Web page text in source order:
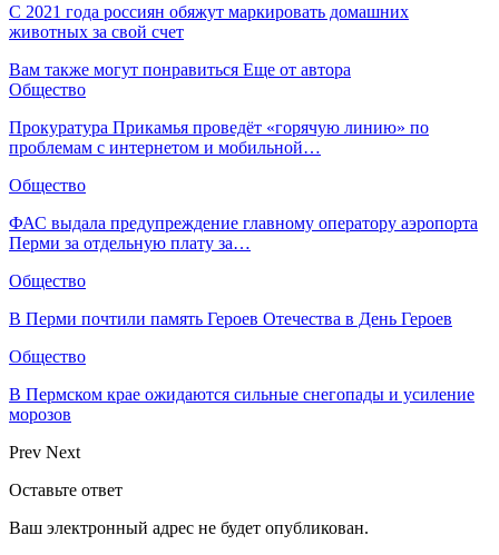
С 2021 года россиян обяжут маркировать домашних
животных за свой счет
Вам также могут понравиться Еще от автора
Общество
Прокуратура Прикамья проведёт «горячую линию» по
проблемам с интернетом и мобильной…
Общество
ФАС выдала предупреждение главному оператору аэропорта
Перми за отдельную плату за…
Общество
В Перми почтили память Героев Отечества в День Героев
Общество
В Пермском крае ожидаются сильные снегопады и усиление
морозов
Prev Next
Оставьте ответ
Ваш электронный адрес не будет опубликован.